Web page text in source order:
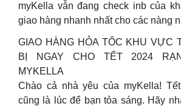
myKella vẫn đang check inb của
giao hàng nhanh nhất cho các nàng
GIAO HÀNG HỎA TỐC KHU VỰC
BỊ NGAY CHO TẾT 2024
MYKELLA
Chào cả nhà yêu của myKella!
cũng là lúc để bạn tỏa sáng. Hãy